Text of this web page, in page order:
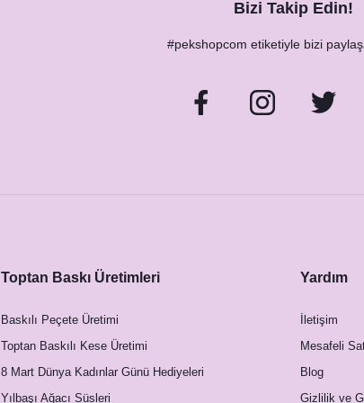
Bizi Takip Edin!
#pekshopcom etiketiyle bizi
Toptan Baskı Üretimleri
Baskılı Peçete Üretimi
Toptan Baskılı Kese Üretimi
8 Mart Dünya Kadınlar Günü Hediyeleri
Yılbaşı Ağacı Süsleri
Yardım
İletişim
Mesafeli
Blog
Gizlilik ve